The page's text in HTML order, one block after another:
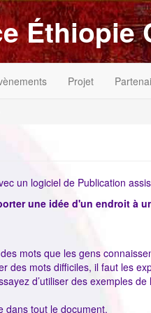
Éthiopie
Projet
un logiciel de Publication
une idée d'un endroit à
mots que les gens
des mots difficiles, il faut les
d’utiliser des exemples
dans tout le document.